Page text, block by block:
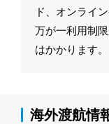
ド、オンライ
万が一利用制
はかかります。
海外渡航情